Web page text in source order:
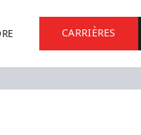
CARRIÈRES